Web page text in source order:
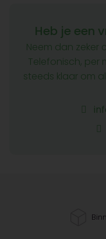
Heb je een
Neem dan
Telefonisch, per
steeds klaar om